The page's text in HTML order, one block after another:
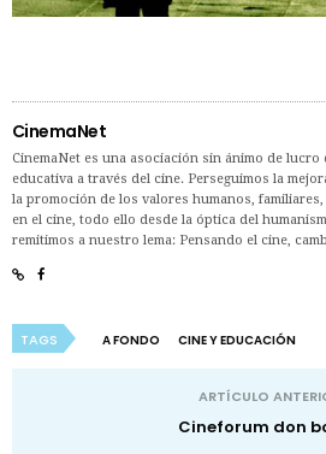
CinemaNet
CinemaNet es una asociación sin ánimo de
educativa a través del cine. Perseguimos la
la promoción de los valores humanos,
en el cine, todo ello desde la óptica del
remitimos a nuestro lema: Pensando el cine,
TAGS A FONDO CINE Y EDUCACIÓN
ARTÍCULO
Cineforum don